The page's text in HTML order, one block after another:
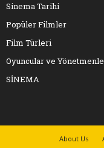
Sinema Tarihi
Popüler Filmler
Film Türleri
Oyuncular ve
SİNEMA
About Us